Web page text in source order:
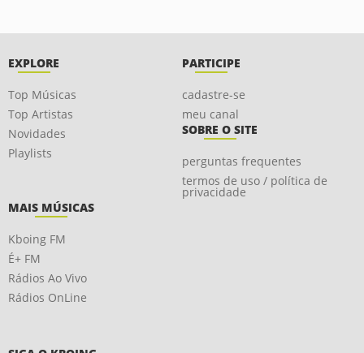
EXPLORE
Top Músicas
Top Artistas
Novidades
Playlists
PARTICIPE
cadastre-se
meu canal
SOBRE O SITE
perguntas frequentes
termos de uso / política de
privacidade
MAIS MÚSICAS
Kboing FM
É+ FM
Rádios Ao Vivo
Rádios OnLine